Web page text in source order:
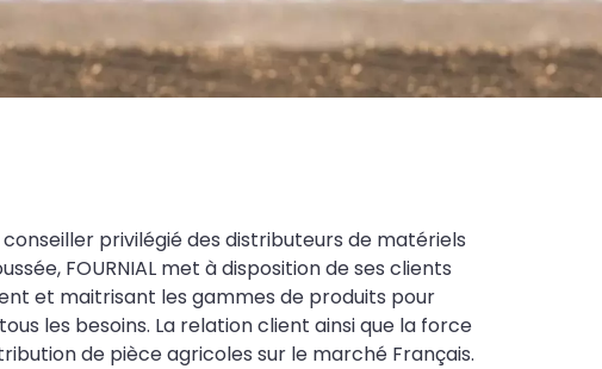
conseiller privilégié des distributeurs de matériels
FOURNIAL met à disposition de ses clients
et maitrisant les gammes de produits pour
les besoins. La relation client ainsi que la force
de pièce agricoles sur le marché Français.